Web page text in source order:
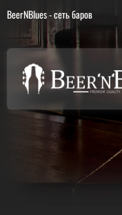
BeerNBlues - сеть баров